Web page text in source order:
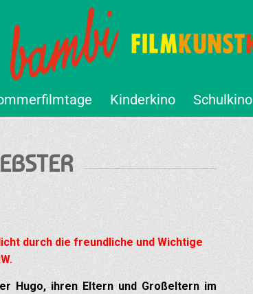
Kinderkino Schulkino
durch die freundliche und Wichtige
Hugo, ihren Eltern und Großeltern im